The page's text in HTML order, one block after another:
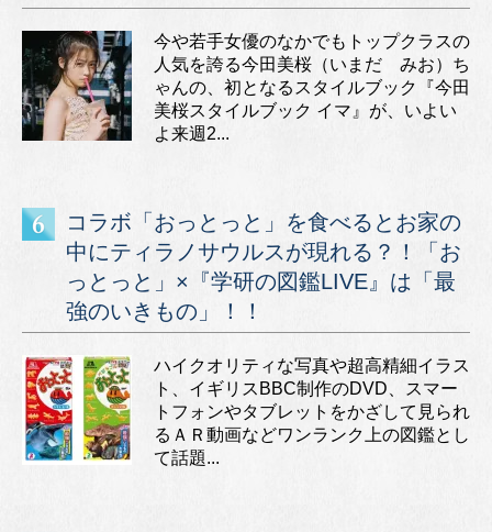
今や若手女優のなかでもトップクラスの
人気を誇る今田美桜（いまだ みお）ち
ゃんの、初となるスタイルブック『今田
美桜スタイルブック イマ』が、いよい
よ来週2...
コラボ「おっとっと」を食べるとお家の
中にティラノサウルスが現れる？！「お
っとっと」×『学研の図鑑LIVE』は「最
強のいきもの」！！
ハイクオリティな写真や超高精細イラス
ト、イギリスBBC制作のDVD、スマー
トフォンやタブレットをかざして見られ
るＡＲ動画などワンランク上の図鑑とし
て話題...